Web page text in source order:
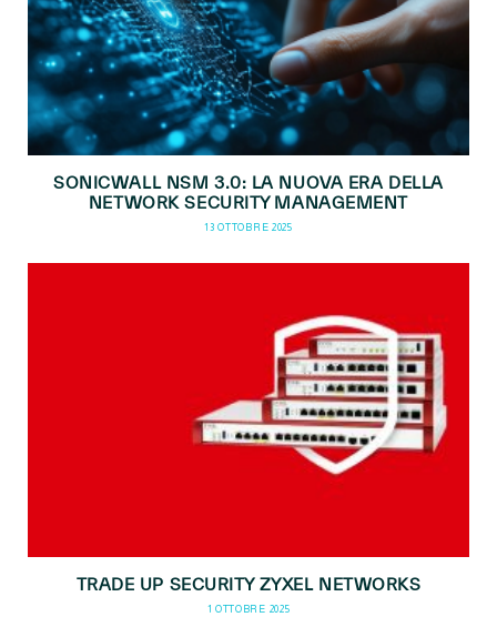
SONICWALL NSM 3.0: LA NUOVA ERA DELLA
NETWORK SECURITY MANAGEMENT
13 OTTOBRE 2025
TRADE UP SECURITY ZYXEL NETWORKS
1 OTTOBRE 2025